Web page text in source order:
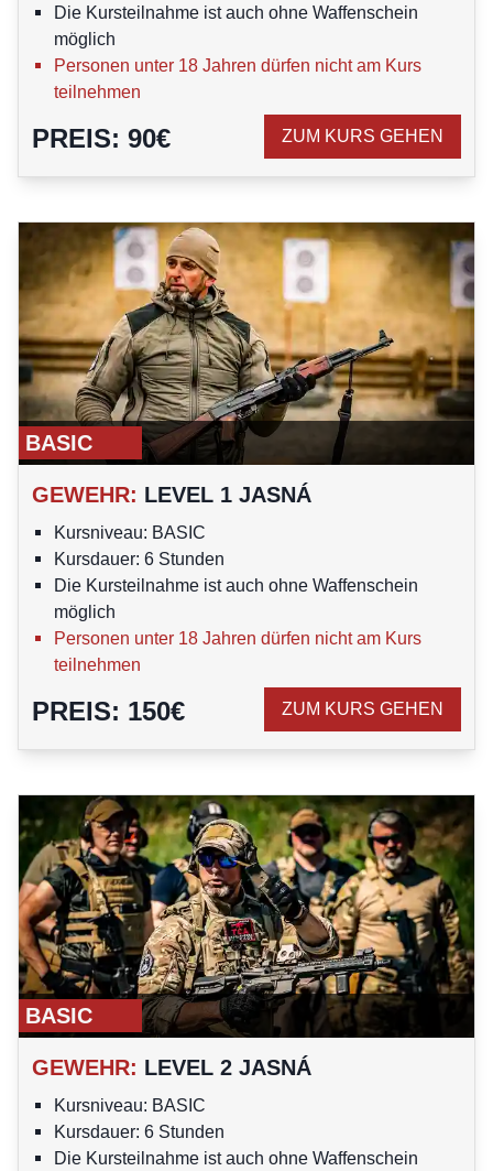
Die Kursteilnahme ist auch ohne Waffenschein
möglich
Personen unter 18 Jahren dürfen nicht am Kurs
teilnehmen
PREIS: 90€ ZUM KURS GEHEN
BASIC
GEWEHR: LEVEL 1 JASNÁ
Kursniveau: BASIC
Kursdauer: 6 Stunden
Die Kursteilnahme ist auch ohne Waffenschein
möglich
Personen unter 18 Jahren dürfen nicht am Kurs
teilnehmen
PREIS: 150€ ZUM KURS GEHEN
BASIC
GEWEHR: LEVEL 2 JASNÁ
Kursniveau: BASIC
Kursdauer: 6 Stunden
Die Kursteilnahme ist auch ohne Waffenschein